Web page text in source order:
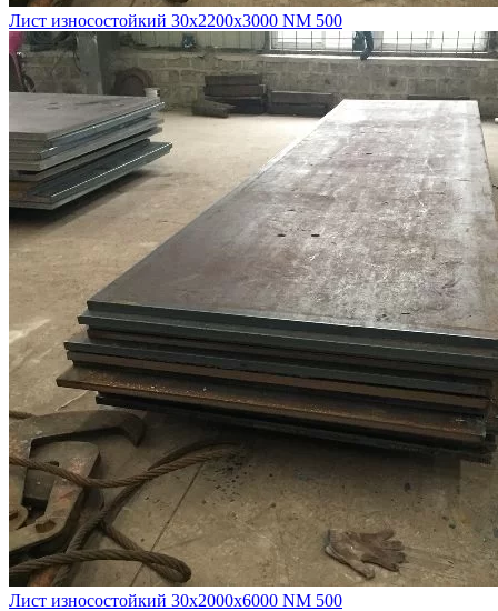
Лист износостойкий 30х2200х3000 NM 500
Лист износостойкий 30х2000х6000 NM 500